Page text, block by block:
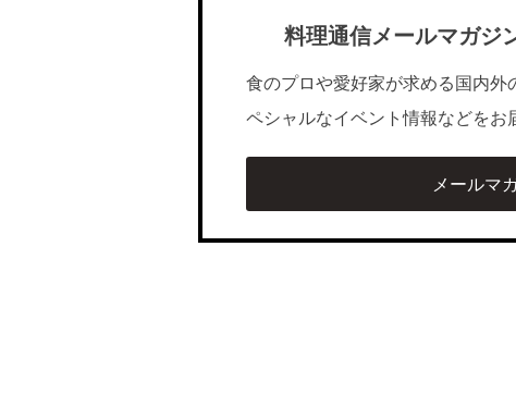
料理通信メールマガジ
食のプロや愛好家が求める国内外
ペシャルなイベント情報などをお
メールマ